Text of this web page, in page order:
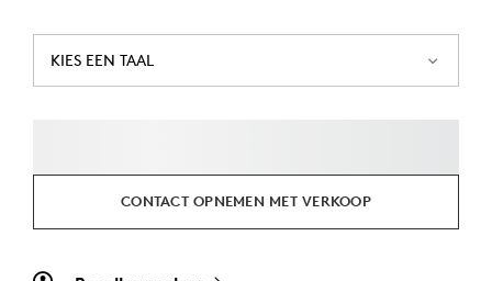
KIES EEN TAAL
CONTACT OPNEMEN MET VERKOOP